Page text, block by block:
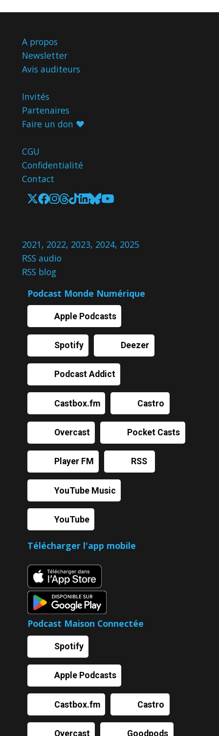
A propos
Newsletter
Avis auditeurs
Invités
Partenaires
Faire un don ♥️
CGU
Confidentialité
Contact
2021, 2022, 2023, 2024, 2025
RSS audio
RSS blog
Podcast Monde Numérique
Apple Podcasts
Spotify Deezer
Podcast Addict
Castbox.fm Castro
Overcast Pocket Casts
Player FM RSS
YouTube Music
YouTube
Télécharger l'app mobile
Podcast Maison Connectée
Spotify
Apple Podcasts
Castbox.fm Castro
Overcast Goodpods